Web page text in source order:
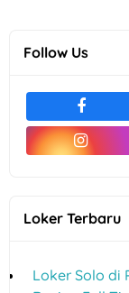
Follow Us
Loker Terbaru
Loker Solo di